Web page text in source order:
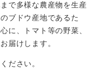
で多様な農産物を生産
ブドウ産地であるた
に、トマト等の野菜、
届けします。
ださい。